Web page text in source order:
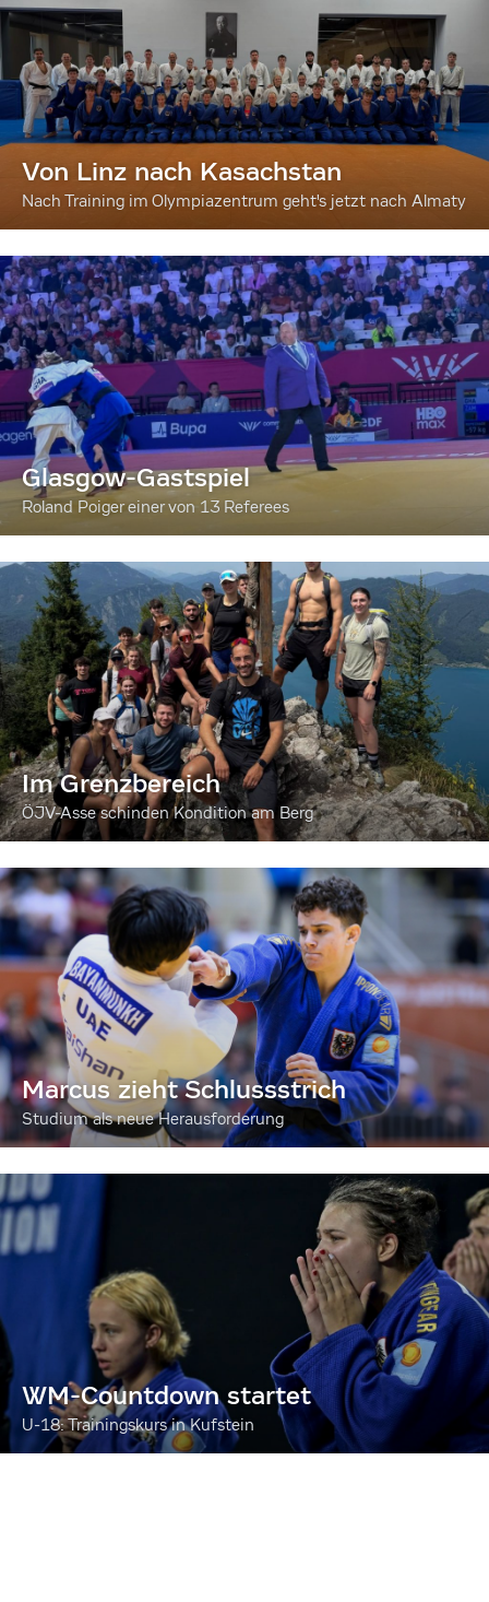
Von Linz nach Kasachstan
Nach Training im Olympiazentrum geht's jetzt nach Almaty
Glasgow-Gastspiel
Roland Poiger einer von 13 Referees
Im Grenzbereich
ÖJV-Asse schinden Kondition am Berg
Marcus zieht Schlussstrich
Studium als neue Herausforderung
WM-Countdown startet
U-18: Trainingskurs in Kufstein